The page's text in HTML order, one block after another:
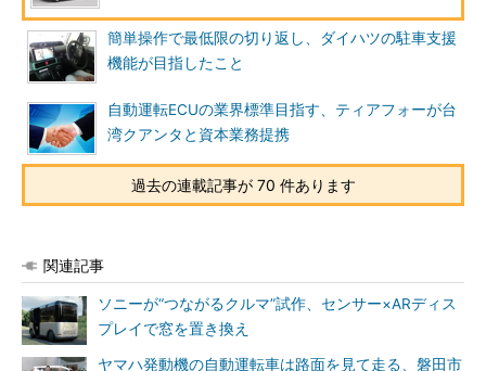
簡単操作で最低限の切り返し、ダイハツの駐車支援
機能が目指したこと
自動運転ECUの業界標準目指す、ティアフォーが台
湾クアンタと資本業務提携
過去の連載記事が 70 件あります
関連記事
ソニーが“つながるクルマ”試作、センサー×ARディス
プレイで窓を置き換え
ヤマハ発動機の自動運転車は路面を見て走る、磐田市